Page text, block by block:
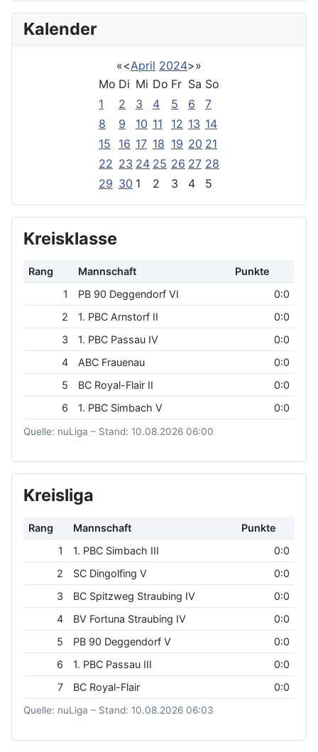
Kalender
«<April 2024>»
Mo Di Mi Do Fr Sa So
1
2 3 4 5 6
7
8
9 10 11 12 13 14
15
16 17 18 19 20 21
22 23 24 25 26 27 28
29 30 1 2 3 4 5
Kreisklasse
Rang Mannschaft
Punkte
1
PB 90 Deggendorf VI
0:0
2
1. PBC Arnstorf II
0:0
3
1. PBC Passau IV
0:0
4
ABC Frauenau
0:0
5
BC Royal-Flair II
0:0
6
1. PBC Simbach V 0:0
Quelle: nuLiga – Stand: 10.08.2026 06:00
Kreisliga
Rang Mannschaft
Punkte
1
1. PBC Simbach III
0:0
2
SC Dingolfing V
0:0
3
BC Spitzweg Straubing IV
0:0
4
BV Fortuna Straubing IV
0:0
5
PB 90 Deggendorf V
0:0
6
1. PBC Passau III
0:0
7
BC Royal-Flair 0:0
Quelle: nuLiga – Stand: 10.08.2026 06:03